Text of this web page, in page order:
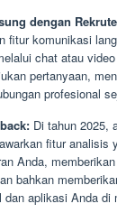
dengan
fitur komunikasi
chat atau
pertanyaan,
profesional
Di tahun 2025,
fitur analisis
Anda,
bahkan
dan aplikasi Anda di